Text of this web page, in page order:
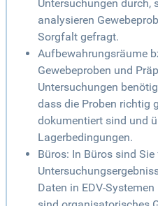
Untersuchungen durch,
analysieren
Sorgfalt gefragt.
Aufbewahrungsräume
Gewebeproben und
Untersuchungen
dass die Proben richtig
dokumentiert sind und
Lagerbedingungen.
Büros: In Büros sind
Daten in EDV-